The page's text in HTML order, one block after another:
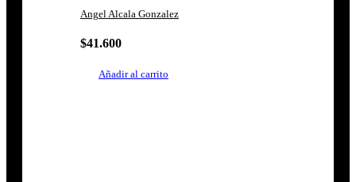
Angel Alcala Gonzalez
$41.600
Añadir al carrito